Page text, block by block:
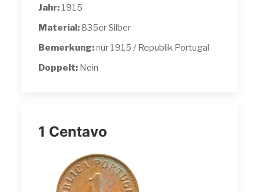
Jahr: 1915
Material:835er Silber
Bemerkung:nur 1915 / Republik Portugal
Doppelt: Nein
1 Centavo